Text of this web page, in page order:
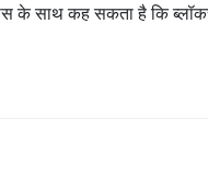
के साथ कह सकता है कि